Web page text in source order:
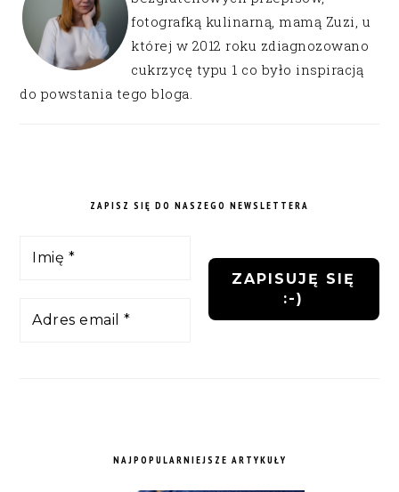
fotografką kulinarną, mamą Zuzi, u
której w 2012 roku zdiagnozowano
cukrzycę typu 1 co było inspiracją
do powstania tego bloga.
ZAPISZ SIĘ DO NASZEGO NEWSLETTERA
NAJPOPULARNIEJSZE ARTYKUŁY